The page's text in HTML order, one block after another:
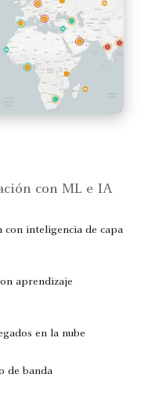
con ML e IA
inteligencia de capa
aprendizaje
en la nube
de banda